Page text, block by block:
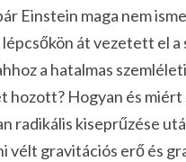
Einstein maga nem
át vezetett el
a hatalmas
hozott? Hogyan és
radikális kiseprűzése
vélt gravitációs erőés